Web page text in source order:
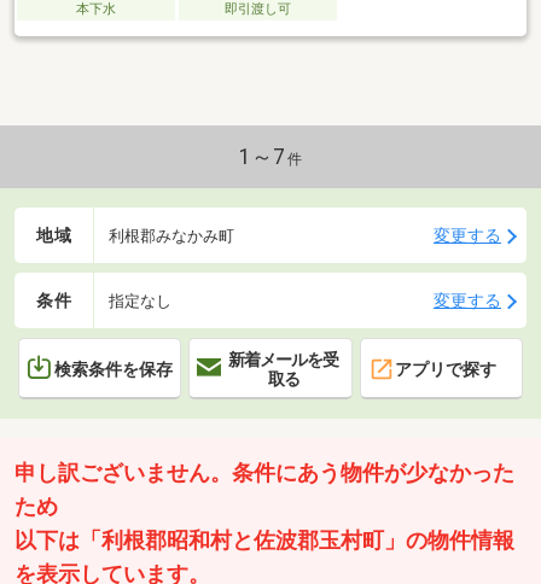
本下水
即引渡し可
1～7 件
地域 利根郡みなかみ町 変更する
条件 指定なし 変更する
検索条件を保存
新着メールを受
取る
アプリで探す
申し訳ございません。条件にあう物件が少なかった
ため
以下は「利根郡昭和村と佐波郡玉村町」の物件情報
を表示しています。